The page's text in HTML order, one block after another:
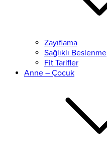
Zayıflama
Sağlıklı Beslenme
Fit Tarifler
Anne – Çocuk